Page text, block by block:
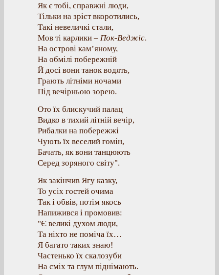
Як є тобі, справжні люди,
Тільки на зріст вкоротились,
Такі невеличкі стали,
Мов ті карлики – Пок-Веджіс.
На острові кам’яному,
На обмілі побережній
Й досі вони танок водять,
Грають літніми ночами
Під вечірньою зорею.
Ото їх блискучий палац
Видко в тихий літній вечір,
Рибалки на побережжі
Чують їх веселий гомін,
Бачать, як вони танцюють
Серед зоряного світу".
Як закінчив Ягу казку,
То усіх гостей очима
Так і обвів, потім якось
Напижився і промовив:
"Є великі духом люди,
Та ніхто не поміча їх…
Я багато таких знаю!
Частенько їх скалозуби
На сміх та глум піднімають.